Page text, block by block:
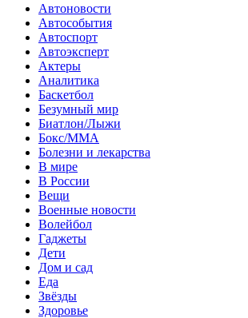
Автоновости
Автособытия
Автоспорт
Автоэксперт
Актеры
Аналитика
Баскетбол
Безумный мир
Биатлон/Лыжи
Бокс/MMA
Болезни и лекарства
В мире
В России
Вещи
Военные новости
Волейбол
Гаджеты
Дети
Дом и сад
Еда
Звёзды
Здоровье